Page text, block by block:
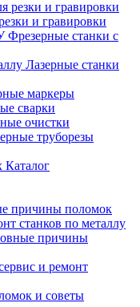
и гравировки
Фрезерные станки с
Лазерные станки
маркеры
сварки
очистки
труборезы
Каталог
причины поломок
станков по металлу
причины
и ремонт
и советы